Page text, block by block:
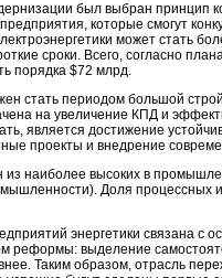
был выбран принцип
которые смогут
может стать
сроки. Всего, согласно
порядка $72 млрд.
стать периодом большой
на увеличение КПД и
является достижение
проекты и внедрение
из наиболее высоких в
Доля процессных
энергетики связана с
реформы: выделение
Таким образом, отрасль